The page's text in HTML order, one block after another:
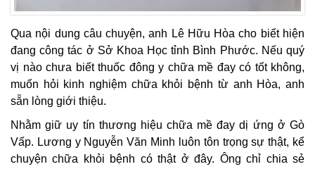
Qua nội dung câu chuyện, anh Lê Hữu Hòa cho biết hiện
đang công tác ở Sở Khoa Học tỉnh Bình Phước. Nếu quý
vị nào chưa biết thuốc đông y chữa mề đay có tốt không,
muốn hỏi kinh nghiệm chữa khỏi bệnh từ anh Hòa, anh
sẵn lòng giới thiệu.
Nhằm giữ uy tín thương hiệu chữa mề đay dị ứng ở Gò
Vấp. Lương y Nguyễn Văn Minh luôn tôn trọng sự thật, kể
chuyện chữa khỏi bệnh có thật ở đây. Ông chỉ chia sẻ